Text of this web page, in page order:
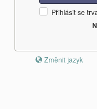
Přihlásit se
Změnit jazyk